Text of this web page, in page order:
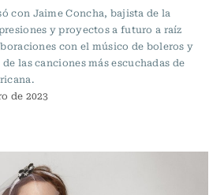
con Jaime Concha, bajista de la
y proyectos a futuro a raíz
con el músico de boleros y
las canciones más escuchadas de
de 2023